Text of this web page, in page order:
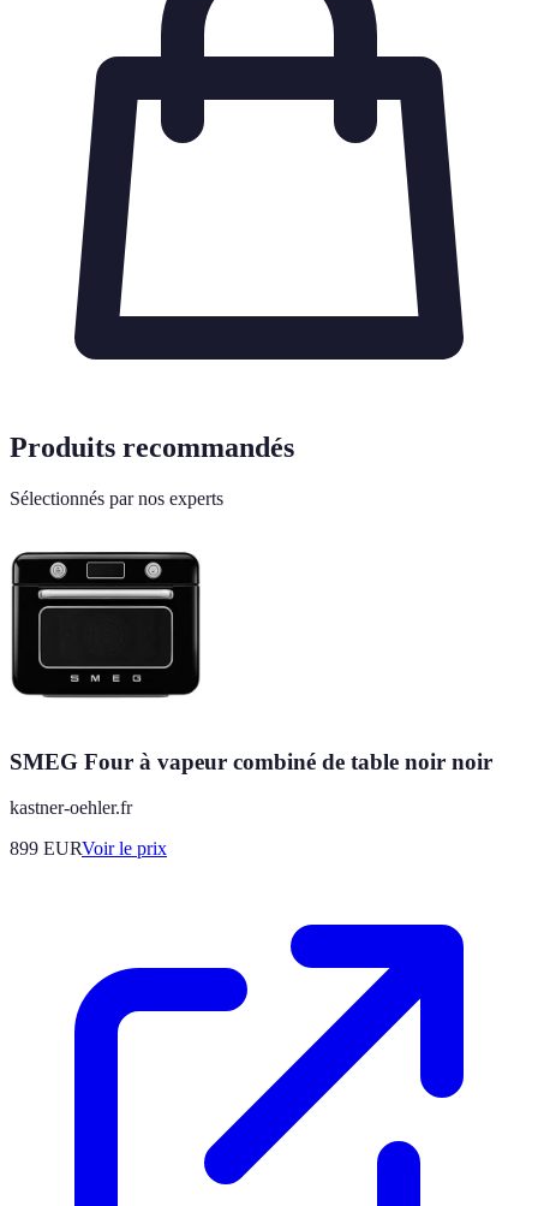
Produits recommandés
Sélectionnés par nos experts
SMEG Four à vapeur combiné de table noir noir
kastner-oehler.fr
899 EURVoir le prix